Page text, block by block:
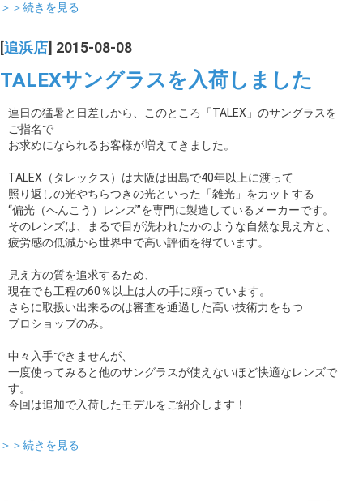
＞＞続きを見る
追浜店 ] 2015-08-08
TALEXサングラスを入荷しました
連日の猛暑と日差しから、このところ「TALEX」のサングラスを
ご指名で
お求めになられるお客様が増えてきました。
TALEX（タレックス）は大阪は田島で40年以上に渡って
照り返しの光やちらつきの光といった「雑光」をカットする
“偏光（へんこう）レンズ”を専門に製造しているメーカーです。
そのレンズは、まるで目が洗われたかのような自然な見え方と、
疲労感の低減から世界中で高い評価を得ています。
見え方の質を追求するため、
現在でも工程の60％以上は人の手に頼っています。
さらに取扱い出来るのは審査を通過した高い技術力をもつ
プロショップのみ。
中々入手できませんが、
一度使ってみると他のサングラスが使えないほど快適なレンズで
す。
今回は追加で入荷したモデルをご紹介します！
＞＞続きを見る